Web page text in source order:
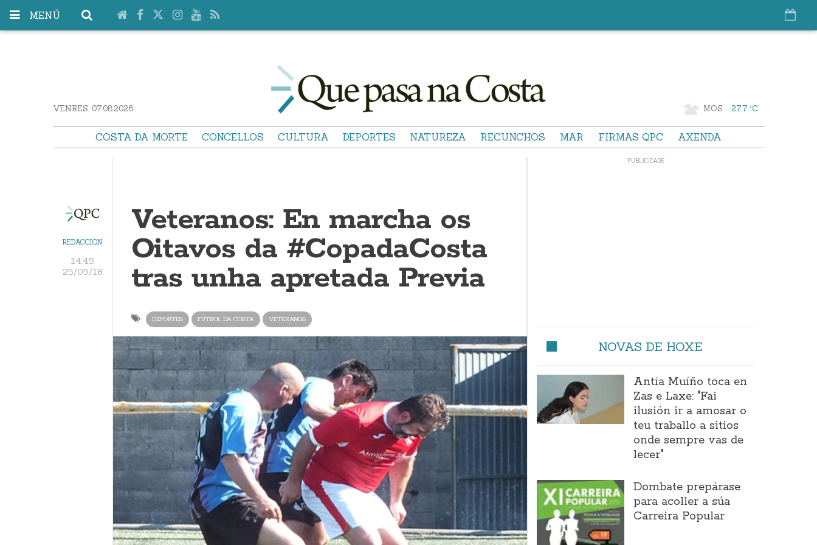
MENÚ
VENRES. 07.08.2026 MOS 27.7 °C
COSTA DA MORTE CONCELLOS CULTURA DEPORTES NATUREZA RECUNCHOS MAR FIRMAS QPC AXENDA
REDACCIÓN
14:45
25/05/18
Veteranos: En marcha os
Oitavos da #CopadaCosta
tras unha apretada Previa
DEPORTES FÚTBOL DA COSTA VETERANOS
NOVAS DE HOXE
Antía Muíño toca en
Zas e Laxe: "Fai
ilusión ir a amosar o
teu traballo a sitios
onde sempre vas de
lecer"
Dombate prepárase
para acoller a súa
Carreira Popular